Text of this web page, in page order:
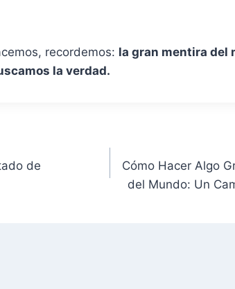
recordemos: la gran mentira del
la verdad.
de
Cómo Hacer Algo
del Mundo: Un